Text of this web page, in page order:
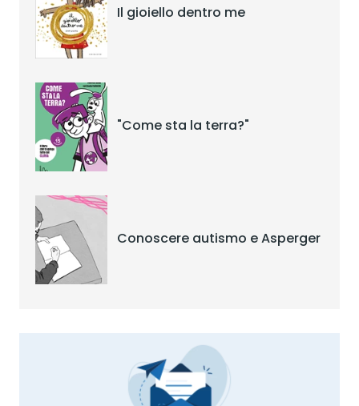
Il gioiello dentro me
"Come sta la terra?"
Conoscere autismo e Asperger